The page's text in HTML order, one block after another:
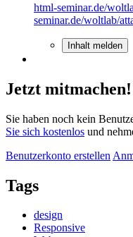
html-seminar.de/
seminar.de/woltlab/
Inhalt melden
Jetzt mitmachen!
Sie haben noch kein
Sie sich kostenlos und
Benutzerkonto erstellen
Tags
design
Responsive